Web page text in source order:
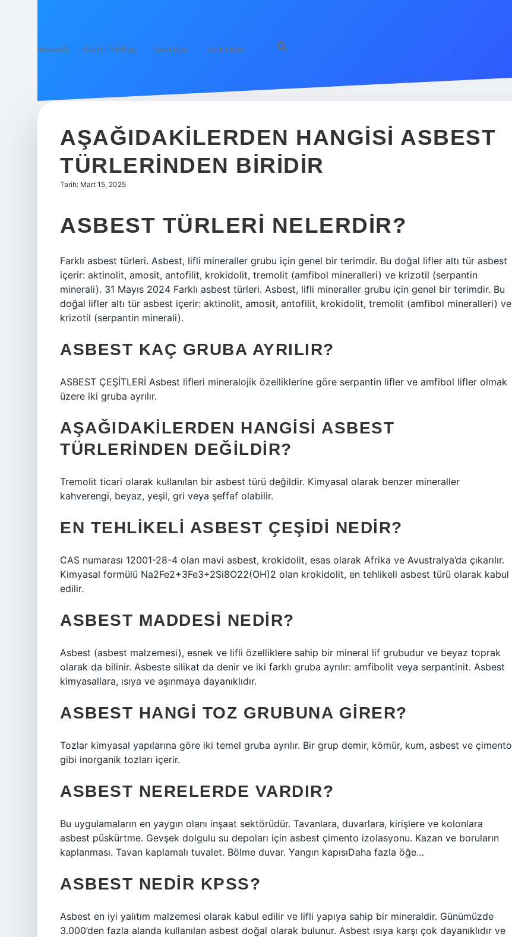
Anasayfa Gizlilik Politikası Yasal Uyarı Hakkımızda
AŞAĞIDAKILERDEN HANGISI ASBEST
TÜRLERINDEN BIRIDIR
Tarih: Mart 15, 2025
ASBEST TÜRLERI NELERDIR?
Farklı asbest türleri. Asbest, lifli mineraller grubu için genel bir terimdir. Bu doğal lifler altı tür asbest
içerir: aktinolit, amosit, antofilit, krokidolit, tremolit (amfibol mineralleri) ve krizotil (serpantin
minerali). 31 Mayıs 2024 Farklı asbest türleri. Asbest, lifli mineraller grubu için genel bir terimdir. Bu
doğal lifler altı tür asbest içerir: aktinolit, amosit, antofilit, krokidolit, tremolit (amfibol mineralleri) ve
krizotil (serpantin minerali).
ASBEST KAÇ GRUBA AYRILIR?
ASBEST ÇEŞİTLERİ Asbest lifleri mineralojik özelliklerine göre serpantin lifler ve amfibol lifler olmak
üzere iki gruba ayrılır.
AŞAĞIDAKILERDEN HANGISI ASBEST
TÜRLERINDEN DEĞILDIR?
Tremolit ticari olarak kullanılan bir asbest türü değildir. Kimyasal olarak benzer mineraller
kahverengi, beyaz, yeşil, gri veya şeffaf olabilir.
EN TEHLIKELI ASBEST ÇEŞIDI NEDIR?
CAS numarası 12001-28-4 olan mavi asbest, krokidolit, esas olarak Afrika ve Avustralya’da çıkarılır.
Kimyasal formülü Na2Fe2+3Fe3+2Si8O22(OH)2 olan krokidolit, en tehlikeli asbest türü olarak kabul
edilir.
ASBEST MADDESI NEDIR?
Asbest (asbest malzemesi), esnek ve lifli özelliklere sahip bir mineral lif grubudur ve beyaz toprak
olarak da bilinir. Asbeste silikat da denir ve iki farklı gruba ayrılır: amfibolit veya serpantinit. Asbest
kimyasallara, ısıya ve aşınmaya dayanıklıdır.
ASBEST HANGI TOZ GRUBUNA GIRER?
Tozlar kimyasal yapılarına göre iki temel gruba ayrılır. Bir grup demir, kömür, kum, asbest ve çimento
gibi inorganik tozları içerir.
ASBEST NERELERDE VARDIR?
Bu uygulamaların en yaygın olanı inşaat sektörüdür. Tavanlara, duvarlara, kirişlere ve kolonlara
asbest püskürtme. Gevşek dolgulu su depoları için asbest çimento izolasyonu. Kazan ve boruların
kaplanması. Tavan kaplamalı tuvalet. Bölme duvar. Yangın kapısıDaha fazla öğe…
ASBEST NEDIR KPSS?
Asbest en iyi yalıtım malzemesi olarak kabul edilir ve lifli yapıya sahip bir mineraldir. Günümüzde
3.000’den fazla alanda kullanılan asbest doğal olarak bulunur. Asbest ısıya karşı çok dayanıklıdır ve